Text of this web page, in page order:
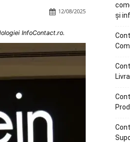
12/08/2025
InfoContact.ro.
și